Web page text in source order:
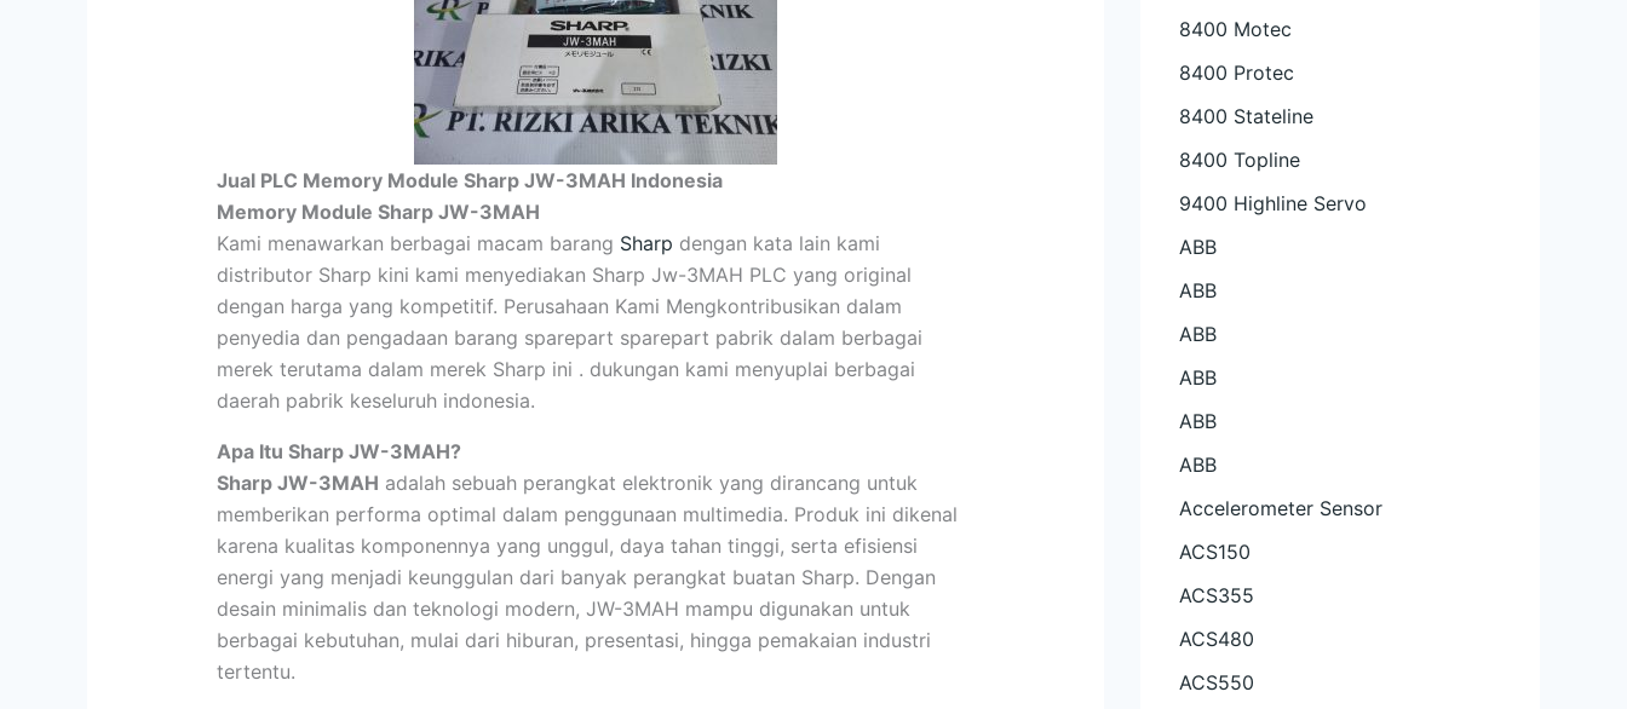
Jual PLC Memory Module Sharp JW-3MAH Indonesia
Memory Module Sharp JW-3MAH
Kami menawarkan berbagai macam barang Sharp dengan kata lain kami
distributor Sharp kini kami menyediakan Sharp Jw-3MAH PLC yang original
dengan harga yang kompetitif. Perusahaan Kami Mengkontribusikan dalam
penyedia dan pengadaan barang sparepart sparepart pabrik dalam berbagai
merek terutama dalam merek Sharp ini . dukungan kami menyuplai berbagai
daerah pabrik keseluruh indonesia.
Apa Itu Sharp JW-3MAH?
Sharp JW-3MAH adalah sebuah perangkat elektronik yang dirancang untuk
memberikan performa optimal dalam penggunaan multimedia. Produk ini dikenal
karena kualitas komponennya yang unggul, daya tahan tinggi, serta efisiensi
energi yang menjadi keunggulan dari banyak perangkat buatan Sharp. Dengan
desain minimalis dan teknologi modern, JW-3MAH mampu digunakan untuk
berbagai kebutuhan, mulai dari hiburan, presentasi, hingga pemakaian industri
tertentu.
8400 Motec
8400 Protec
8400 Stateline
8400 Topline
9400 Highline Servo
ABB
ABB
ABB
ABB
ABB
ABB
Accelerometer Sensor
ACS150
ACS355
ACS480
ACS550